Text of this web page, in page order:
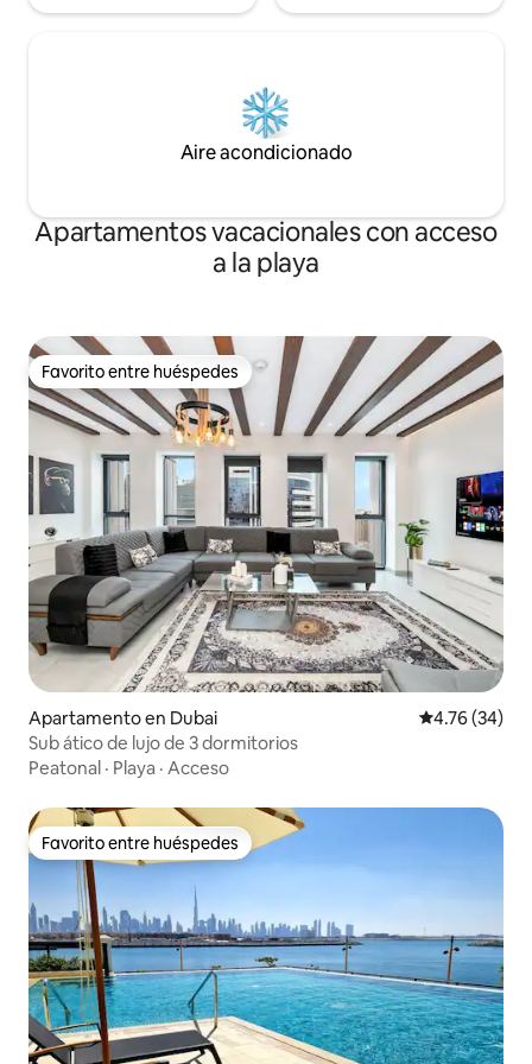
Aire acondicionado
Apartamentos vacacionales con acceso
a la playa
Favorito entre huéspedes
Favorito entre huéspedes
Apartamento en Dubai Calificación
4.76 (34)
Sub ático de lujo de 3 dormitorios
Peatonal · Playa · Acceso
Favorito entre huéspedes
Favorito entre huéspedes